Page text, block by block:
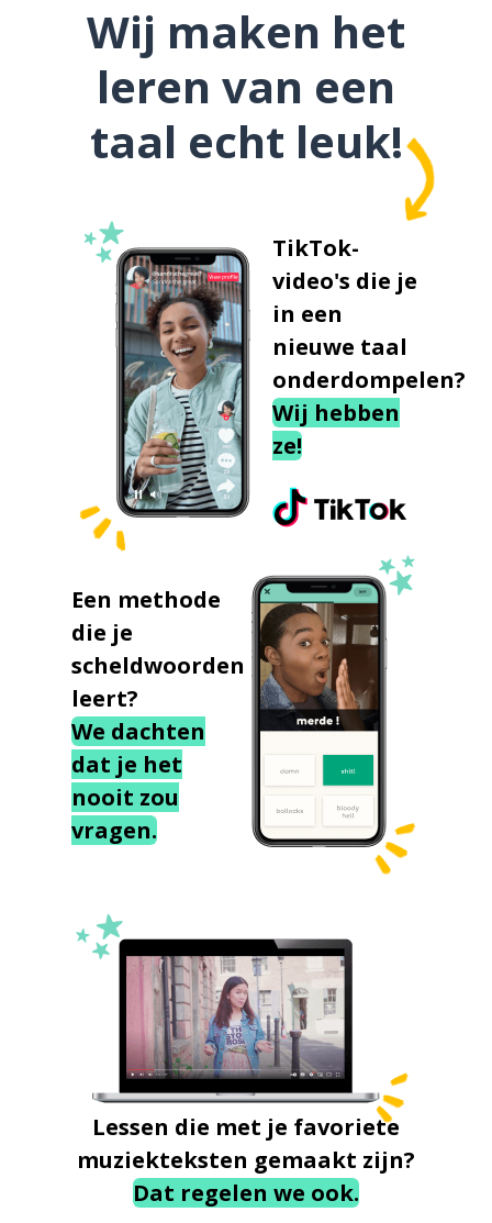
Wij maken het
leren van een
taal echt leuk!
TikTok-
video's die je
in een
nieuwe taal
onderdompelen?
Wij hebben
ze!
Een methode
die je
scheldwoorden
leert?
We dachten
dat je het
nooit zou
vragen.
Lessen die met je favoriete
muziekteksten gemaakt zijn?
Dat regelen we ook.